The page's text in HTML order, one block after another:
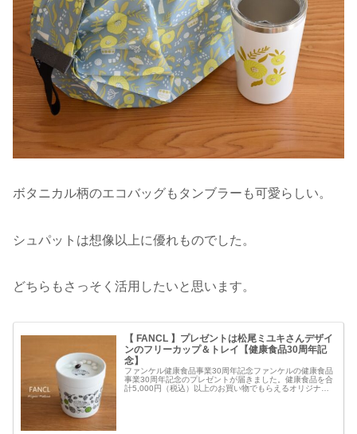
ボタニカル柄のエコバッグもタンブラーも可愛らしい。
シュパットは想像以上に優れものでした。
どちらもさっそく活用したいと思います。
【 FANCL 】プレゼントは松尾ミユキさんデザイ
ンのフリーカップ＆トレイ【健康食品30周年記
念】
ファンケル健康食品事業30周年記念ファンケルの健康食品
事業30周年記念のプレゼントが届きました。健康食品を合
計5,000円（税込）以上のお買い物でもらえるオリジナル